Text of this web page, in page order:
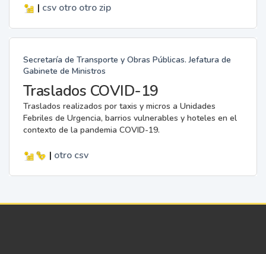
| csv otro otro zip
Secretaría de Transporte y Obras Públicas. Jefatura de
Gabinete de Ministros
Traslados COVID-19
Traslados realizados por taxis y micros a Unidades
Febriles de Urgencia, barrios vulnerables y hoteles en el
contexto de la pandemia COVID-19.
| otro csv